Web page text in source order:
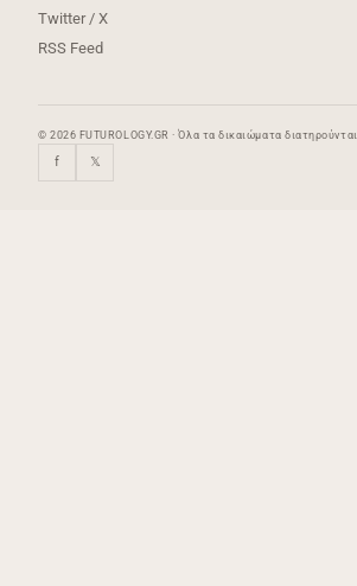
Twitter / X
RSS Feed
© 2026 FUTUROLOGY.GR · Όλα τα δικαιώματα διατηρούνται
f 𝕏